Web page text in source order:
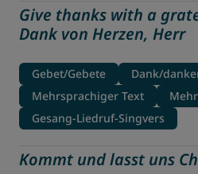
Give thanks with a
Dank von Herzen, Herr
Gebet/Gebete
Dank/
Mehrsprachiger Text
Gesang-Liedruf-Singvers
Kommt und lasst uns